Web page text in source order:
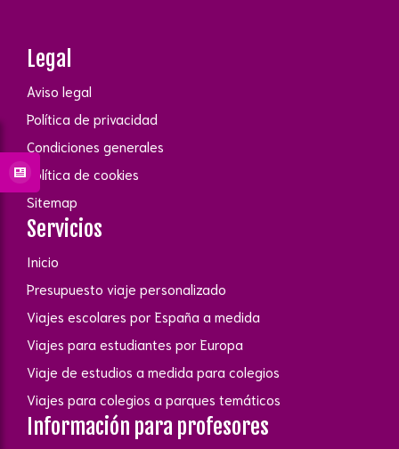
Legal
Aviso legal
Política de privacidad
Condiciones generales
Política de cookies
Sitemap
Servicios
Inicio
Presupuesto viaje personalizado
Viajes escolares por España a medida
Viajes para estudiantes por Europa
Viaje de estudios a medida para colegios
Viajes para colegios a parques temáticos
Información para profesores